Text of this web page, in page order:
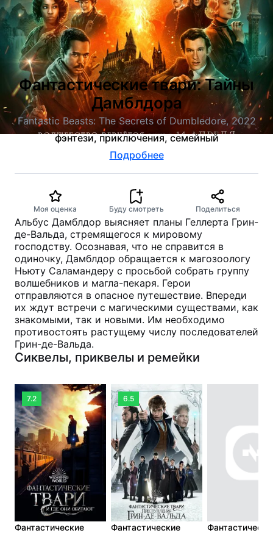
Фантастические твари: Тайны
Дамблдора
Fantastic Beasts: The Secrets of Dumbledore, 2022
фэнтези, приключения, семейный
Подробнее
Моя оценка Буду смотреть Поделиться
Альбус Дамблдор выясняет планы Геллерта Грин-
де-Вальда, стремящегося к мировому
господству. Осознавая, что не справится в
одиночку, Дамблдор обращается к магозоологу
Ньюту Саламандеру с просьбой собрать группу
волшебников и магла-пекаря. Герои
отправляются в опасное путешествие. Впереди
их ждут встречи с магическими существами, как
знакомыми, так и новыми. Им необходимо
противостоять растущему числу последователей
Грин-де-Вальда.
Сиквелы, приквелы и ремейки
7.2
Фантастические
6.5
Фантастические